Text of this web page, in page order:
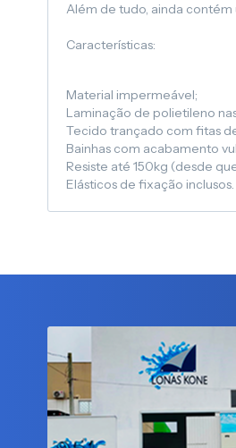
Além de tudo, ainda
Características:
Material impermeável;
Laminação de polietileno
Tecido trançado com fitas
Bainhas com acabamento
Resiste até 150kg (desde
Elásticos de fixação inclusos.